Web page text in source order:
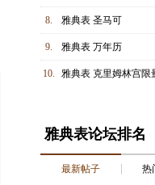
8. 雅典表 圣马可
9. 雅典表 万年历
10. 雅典表 克里姆林宫限
雅典表论坛排名
最新帖子 热